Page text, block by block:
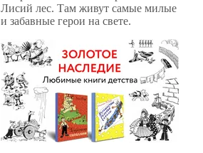
Лисий лес. Там живут самые милые
и забавные герои на свете.